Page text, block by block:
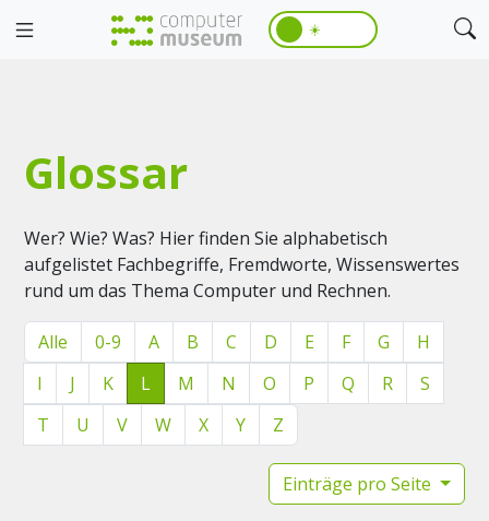
☀️
Glossar
Wer? Wie? Was? Hier finden Sie alphabetisch
aufgelistet Fachbegriffe, Fremdworte, Wissenswertes
rund um das Thema Computer und Rechnen.
Alle 0-9 A B C D E F G
H
I
J K L M N O P Q R
S
T
U V W X Y Z
Einträge pro Seite